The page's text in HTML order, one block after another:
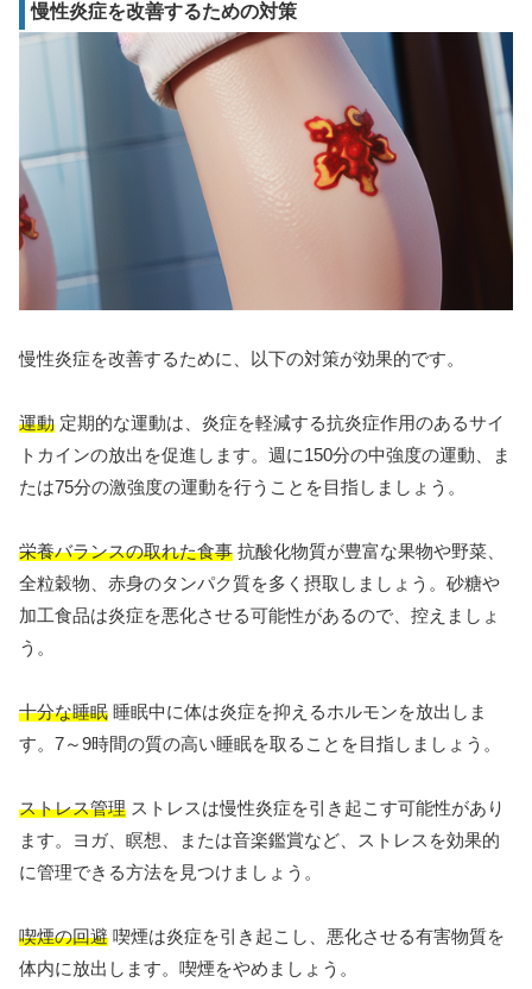
慢性炎症を改善するための対策
慢性炎症を改善するために、以下の対策が効果的です。
運動 定期的な運動は、炎症を軽減する抗炎症作用のあるサイ
トカインの放出を促進します。週に150分の中強度の運動、ま
たは75分の激強度の運動を行うことを目指しましょう。
栄養バランスの取れた食事 抗酸化物質が豊富な果物や野菜、
全粒穀物、赤身のタンパク質を多く摂取しましょう。砂糖や
加工食品は炎症を悪化させる可能性があるので、控えましょ
う。
十分な睡眠 睡眠中に体は炎症を抑えるホルモンを放出しま
す。7～9時間の質の高い睡眠を取ることを目指しましょう。
ストレス管理 ストレスは慢性炎症を引き起こす可能性があり
ます。ヨガ、瞑想、または音楽鑑賞など、ストレスを効果的
に管理できる方法を見つけましょう。
喫煙の回避 喫煙は炎症を引き起こし、悪化させる有害物質を
体内に放出します。喫煙をやめましょう。